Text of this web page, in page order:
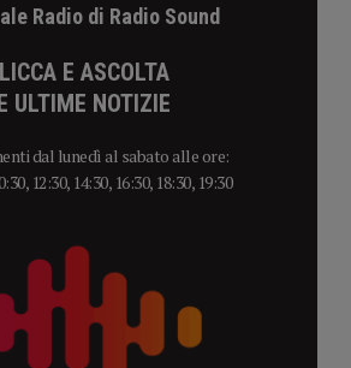
Radio di Radio Sound
E ASCOLTA
ULTIME NOTIZIE
dal lunedì al sabato alle ore:
12:30, 14:30, 16:30, 18:30, 19:30